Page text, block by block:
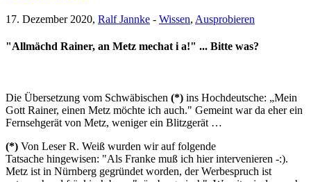
17. Dezember 2020, Ralf Jannke - Wissen, Ausprobieren
"Allmächd Rainer, an Metz mechat i a!" ... Bitte was?
Die Übersetzung vom Schwäbischen (*) ins Hochdeutsche: „Mein
Gott Rainer, einen Metz möchte ich auch." Gemeint war da eher ein
Fernsehgerät von Metz, weniger ein Blitzgerät …
(*) Von Leser R. Weiß wurden wir auf folgende
Tatsache hingewisen: "Als Franke muß ich hier intervenieren -:).
Metz ist in Nürnberg gegründet worden, der Werbespruch ist